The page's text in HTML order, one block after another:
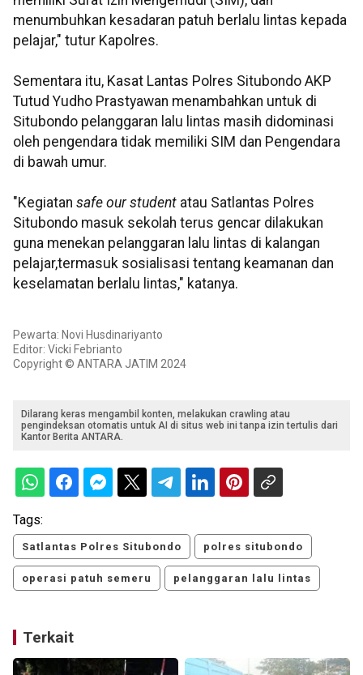
menumbuhkan kesadaran patuh berlalu lintas kepada
pelajar," tutur Kapolres.
Sementara itu, Kasat Lantas Polres Situbondo AKP
Tutud Yudho Prastyawan menambahkan untuk di
Situbondo pelanggaran lalu lintas masih didominasi
oleh pengendara tidak memiliki SIM dan Pengendara
di bawah umur.
"Kegiatan safe our student atau Satlantas Polres
Situbondo masuk sekolah terus gencar dilakukan
guna menekan pelanggaran lalu lintas di kalangan
pelajar,termasuk sosialisasi tentang keamanan dan
keselamatan berlalu lintas," katanya.
Pewarta: Novi Husdinariyanto
Editor: Vicki Febrianto
Copyright © ANTARA JATIM 2024
Dilarang keras mengambil konten, melakukan crawling atau
pengindeksan otomatis untuk AI di situs web ini tanpa izin tertulis dari
Kantor Berita ANTARA.
Tags:
Satlantas Polres Situbondo polres situbondo
operasi patuh semeru pelanggaran lalu lintas
Terkait